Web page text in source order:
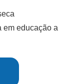
em educação a